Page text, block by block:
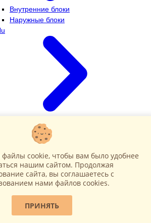
Внутренние блоки
Наружные блоки
Наружные блоки
cookie, чтобы вам было удобнее
нашим сайтом. Продолжая
сайта, вы соглашаетесь c
нами файлов cookies.
ПРИНЯТЬ